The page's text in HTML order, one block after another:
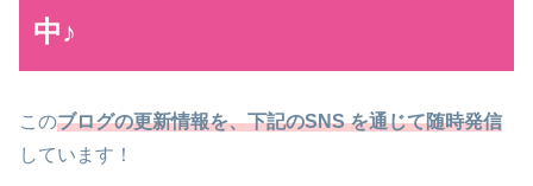
中♪
このブログの更新情報を、下記のSNS を通じて随時発信
しています！